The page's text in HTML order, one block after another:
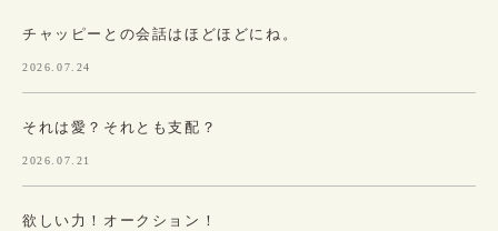
チャッピーとの会話はほどほどにね。
2026.07.24
それは愛？それとも支配？
2026.07.21
欲しい力！オークション！